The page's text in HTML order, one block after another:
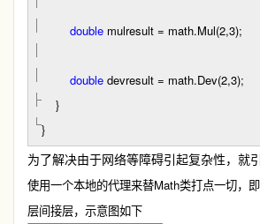
double mulresult = math.Mul(2,3);
double devresult = math.Dev(2,3);
}
}
为了解决由于网络等障碍引起复杂性，就
使用一个本地的代理来替Math类打点一切，
层间接层，示意图如下